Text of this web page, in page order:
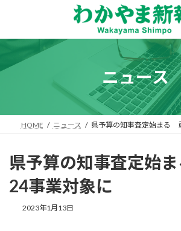
ン
へ
プ
ー
ョ
動
ニュース
HOME ニュース 県予算の知事査定始まる
県予算の知事査定始
24事業対象に
2023年1月13日